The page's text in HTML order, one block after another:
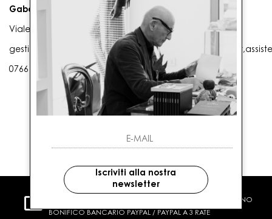
Gaballo Mario srl
Viale G. Matteotti n. 23 00053 Civitavecchia (RM)
0766 25656
CARTA DI CREDITO CONTRASSEGNO
BONIFICO BANCARIO PAYPAL / PAYPAL A 3 RATE
Iscriviti alla nostra
newsletter